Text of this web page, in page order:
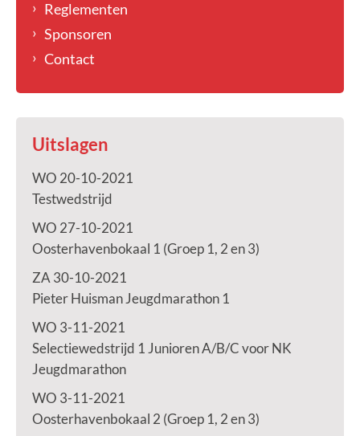
Reglementen
Sponsoren
Contact
Uitslagen
WO 20-10-2021
Testwedstrijd
WO 27-10-2021
Oosterhavenbokaal 1 (Groep 1, 2 en 3)
ZA 30-10-2021
Pieter Huisman Jeugdmarathon 1
WO 3-11-2021
Selectiewedstrijd 1 Junioren A/B/C voor NK
Jeugdmarathon
WO 3-11-2021
Oosterhavenbokaal 2 (Groep 1, 2 en 3)